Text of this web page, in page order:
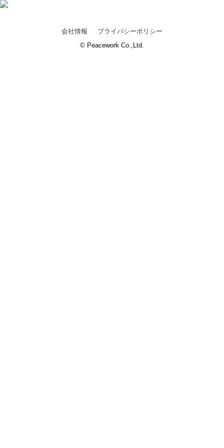
会社情報
プライバシーポリシー
© Peacework Co.,Ltd.